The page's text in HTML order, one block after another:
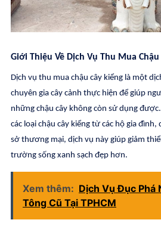
Giới Thiệu Về Dịch Vụ Thu Mua Chậu
Dịch vụ thu mua chậu cây kiểng là một
chuyên gia cây cảnh thực hiện để giúp
những chậu cây không còn sử dụng
các loại chậu cây kiểng từ các hộ gia đình,
sở thương mại, dịch vụ này giúp giảm
trường sống xanh sạch đẹp hơn.
Xem thêm: Dịch Vụ Đục Phá
Tông Cũ Tại TPHCM